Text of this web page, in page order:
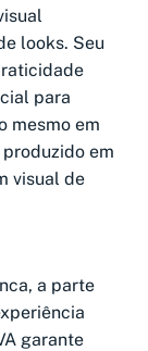
looks. Seu
para
mesmo em
em
visual de
a parte
garante